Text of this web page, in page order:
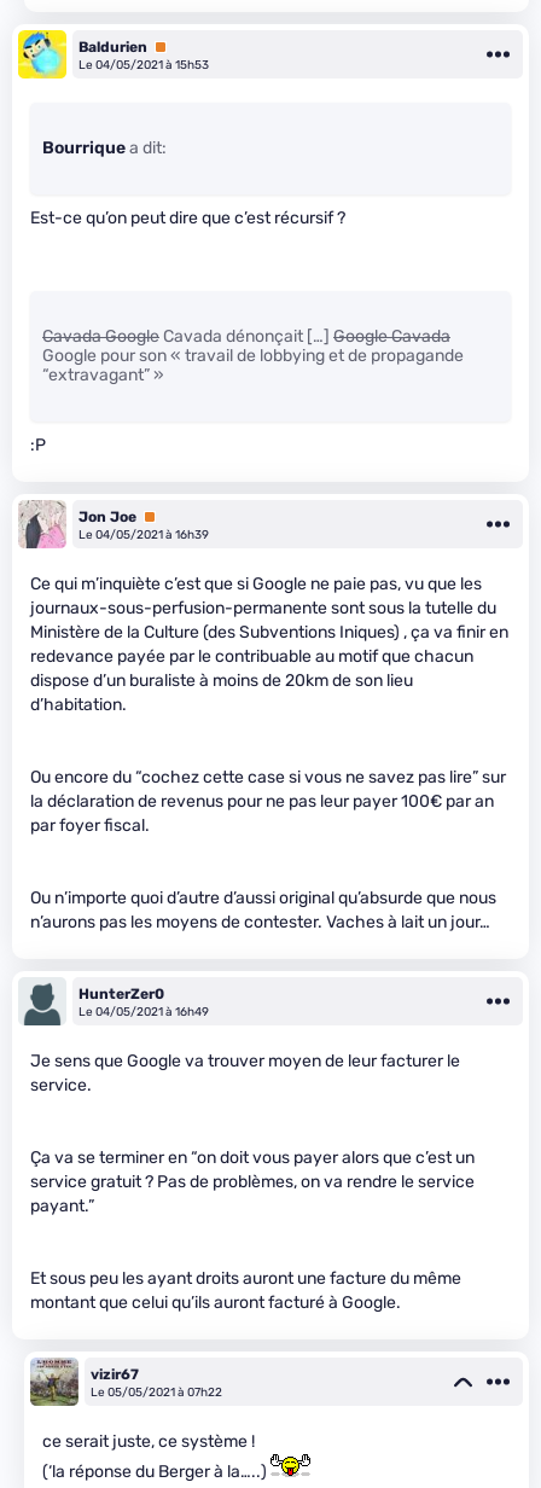
Baldurien
Premium
Le 04/05/2021 à 15h53
Bourriquea dit:
Est-ce qu’on peut dire que c’est récursif ?
Cavada Google Cavada dénonçait […] Google Cavada
Google pour son « travail de lobbying et de propagande
“extravagant” »
:P
Jon Joe Premium
Le 04/05/2021 à 16h39
Ce qui m’inquiète c’est que si Google ne paie pas, vu que les
journaux-sous-perfusion-permanente sont sous la tutelle du
Ministère de la Culture (des Subventions Iniques) , ça va finir en
redevance payée par le contribuable au motif que chacun
dispose d’un buraliste à moins de 20km de son lieu
d’habitation.
Ou encore du “cochez cette case si vous ne savez pas lire” sur
la déclaration de revenus pour ne pas leur payer 100€ par an
par foyer fiscal.
Ou n’importe quoi d’autre d’aussi original qu’absurde que nous
n’aurons pas les moyens de contester. Vaches à lait un jour…
HunterZer0
Le 04/05/2021 à 16h49
Je sens que Google va trouver moyen de leur facturer le
service.
Ça va se terminer en “on doit vous payer alors que c’est un
service gratuit ? Pas de problèmes, on va rendre le service
payant.”
Et sous peu les ayant droits auront une facture du même
montant que celui qu’ils auront facturé à Google.
vizir67
Le 05/05/2021 à 07h22
ce serait juste, ce système !
(‘la réponse du Berger à la…..)